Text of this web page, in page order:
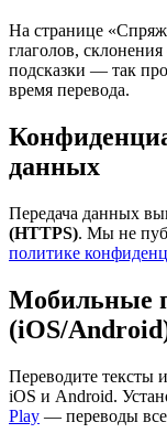
На странице
глаголов,
подсказки — так
время перевода.
данных
Передача данных
(HTTPS). Мы не
политике
Мобильные
(iOS/
Переводите тексты
iOS и Android.
Play — переводы